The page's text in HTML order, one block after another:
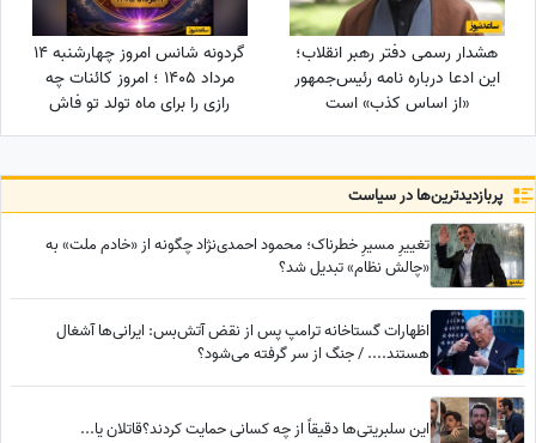
هشدار رسمی دفتر رهبر انقلاب؛
این ادعا درباره نامه رئیس‌جمهور
«از اساس کذب» است
گردونه شانس امروز چهارشنبه 14
مرداد 1405 ؛ امروز کائنات چه
رازی را برای ماه تولد تو فاش
کرده؟
پربازدید‌ترین‌ها در سیاست
تغییرِ مسیرِ خطرناک؛ محمود احمدی‌نژاد چگونه از «خادم ملت» به
«چالش نظام» تبدیل شد؟
اظهارات گستاخانه ترامپ پس از نقض آتش‌بس: ایرانی‌ها آشغال
هستند.... / جنگ از سر گرفته می‌شود؟
این سلبریتی‌ها دقیقاً از چه کسانی حمایت کردند؟قاتلان یا...